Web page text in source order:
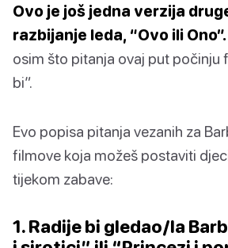
Ovo je još jedna verzija
razbijanje leda, “Ovo ili Ono”.
osim što pitanja ovaj put počinju
bi”.
Evo popisa pitanja vezanih za
filmove koja možeš postaviti
tijekom zabave:
1. Radije bi gledao/la